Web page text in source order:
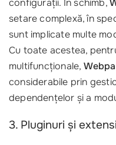
setare complexă, în
sunt implicate multe
Cu toate acestea,
multifuncționale,
considerabile prin
dependențelor și a
3. Pluginuri și